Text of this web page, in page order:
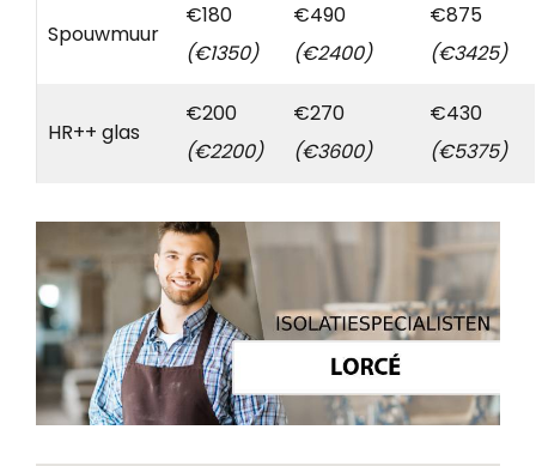
Spouwmuur
€180
(€1350)
€490
(€2400)
€875
(€3425)
HR++ glas
€200
(€2200)
€270
(€3600)
€430
(€5375)